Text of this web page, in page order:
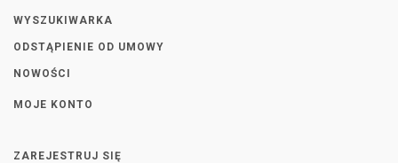
WYSZUKIWARKA
ODSTĄPIENIE OD UMOWY
NOWOŚCI
MOJE KONTO
ZAREJESTRUJ SIĘ